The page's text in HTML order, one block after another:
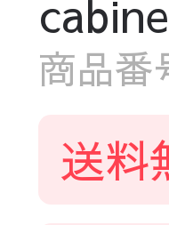
商品
送料